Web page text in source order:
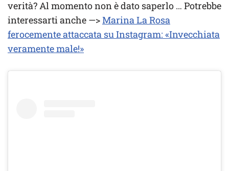
verità? Al momento non è dato saperlo … Potrebbe
interessarti anche —>Marina La Rosa
ferocemente attaccata su Instagram: «Invecchiata
veramente male!»